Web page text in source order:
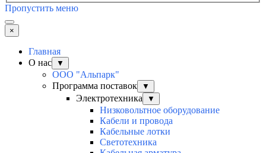
Пропустить меню
×
Главная
О нас
▼
ООО "Альпарк"
Программа поставок
▼
Электротехника ▼
Низковольтное оборудование
Кабели и провода
Кабельные лотки
Светотехника